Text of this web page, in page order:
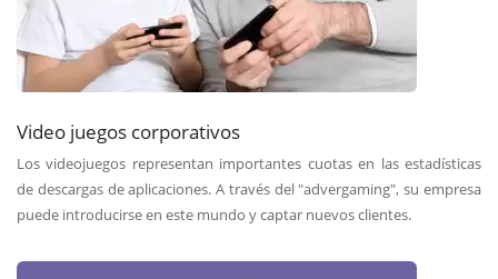
Video juegos corporativos
Los videojuegos representan importantes cuotas en las estadísticas
de descargas de aplicaciones. A través del "advergaming", su empresa
puede introducirse en este mundo y captar nuevos clientes.